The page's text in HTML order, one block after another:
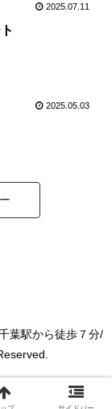
2025.07.11
2025.05.03
葉駅から徒歩７分/